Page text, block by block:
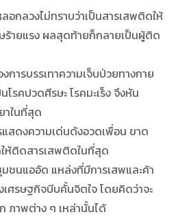
อกลวงไม่ทราบว่าเป็นสารเสพติดให้
ร้ายแรง ผลสุดท้ายก็กลายเป็นผู้ติด
การบรรเทาความเจ็บป่วยทางกาย
รคปวดศีรษะ โรคมะเร็ง จึงหัน
าในที่สุด
สดงความเด่นดังอวดเพื่อน ขาด
ให้ติดสารเสพติดในที่สุด
ชนแออัด แหล่งที่มีการเสพและค้า
ศรษฐกิจบีบคั้นจิตใจ โดยคิดว่าจะ
ภาพต่าง ๆ เหล่านั้นได้